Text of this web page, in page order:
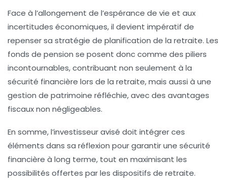
Face à l’allongement de l’espérance de vie et aux
incertitudes économiques, il devient impératif de
repenser sa stratégie de planification de la retraite. Les
fonds de pension se posent donc comme des piliers
incontournables, contribuant non seulement à la
sécurité financière lors de la retraite, mais aussi à une
gestion de patrimoine réfléchie, avec des avantages
fiscaux non négligeables.
En somme, l’investisseur avisé doit intégrer ces
éléments dans sa réflexion pour garantir une sécurité
financière à long terme, tout en maximisant les
possibilités offertes par les dispositifs de retraite.